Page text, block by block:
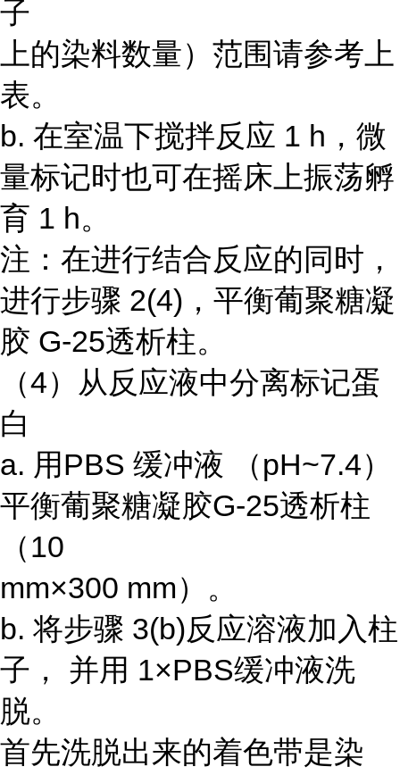
子
上的染料数量）范围请参考上
表。
b. 在室温下搅拌反应 1 h，微
量标记时也可在摇床上振荡孵
育 1 h。
注：在进行结合反应的同时，
进行步骤 2(4)，平衡葡聚糖凝
胶 G-25透析柱。
（4）从反应液中分离标记蛋
白
a. 用PBS 缓冲液 （pH~7.4）
平衡葡聚糖凝胶G-25透析柱
（10
mm×300 mm）。
b. 将步骤 3(b)反应溶液加入柱
子， 并用 1×PBS缓冲液洗
脱。
首先洗脱出来的着色带是染